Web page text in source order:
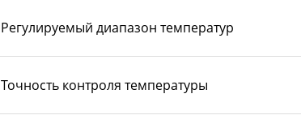
Регулируемый диапазон температур
Точность контроля температуры